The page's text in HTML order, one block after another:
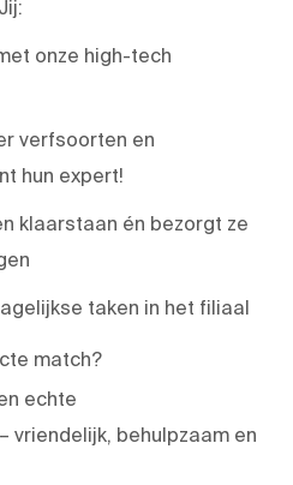
onze high-tech
verfsoorten en
hun expert!
klaarstaan én bezorgt ze
taken in het filiaal
match?
echte
vriendelijk, behulpzaam en